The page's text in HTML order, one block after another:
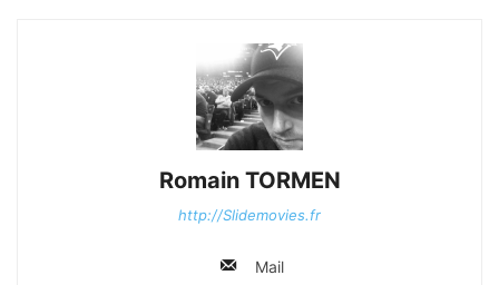
Romain TORMEN
http://Slidemovies.fr
Mail